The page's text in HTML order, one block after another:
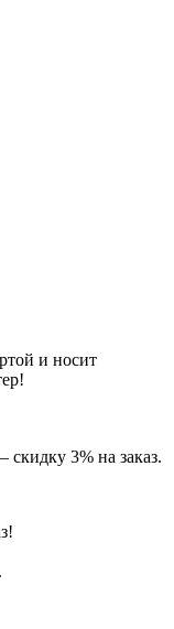
и носит
скидку 3% на заказ.